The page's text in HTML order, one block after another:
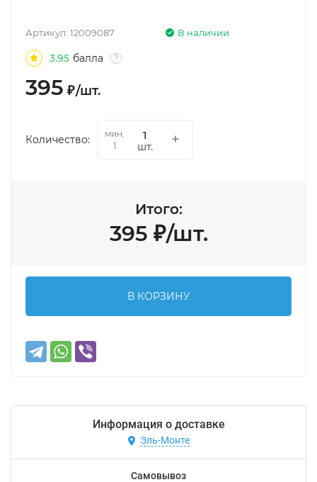
В наличии
Артикул: 12009087
3.95 балла ?
395 ₽/шт.
Количество:
мин.
1
шт.
Итого:
395 ₽/шт.
В КОРЗИНУ
Информация о доставке
Эль-Монте
Самовывоз